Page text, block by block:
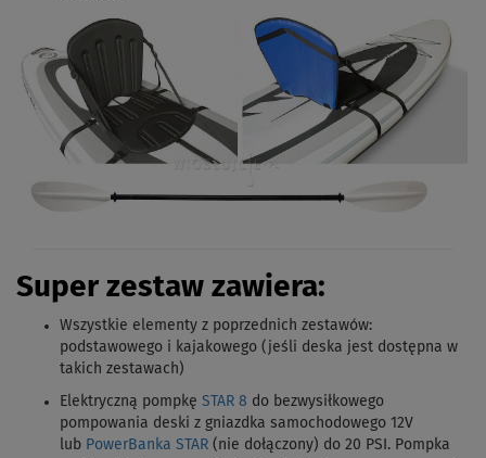
Super zestaw zawiera:
Wszystkie elementy z poprzednich zestawów:
podstawowego i kajakowego (jeśli deska jest dostępna w
takich zestawach)
Elektryczną pompkę STAR 8 do bezwysiłkowego
pompowania deski z gniazdka samochodowego 12V
lub PowerBanka STAR (nie dołączony) do 20 PSI. Pompka